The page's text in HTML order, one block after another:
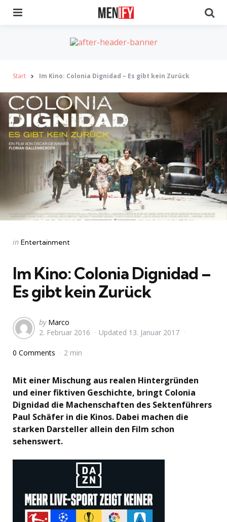
Start Im Kino: Colonia Dignidad – Es gibt kein Zurück
Categories
Posted
in Entertainment
Im Kino: Colonia Dignidad –
Es gibt kein Zurück
Posted
by
by Marco
2. Februar 2016
Updated 13. Januar 2017
0 Comments 2 min
Mit einer Mischung aus realen Hintergründen
und einer fiktiven Geschichte, bringt Colonia
Dignidad die Machenschaften des Sektenführers
Paul Schäfer in die Kinos. Dabei machen die
starken Darsteller allein den Film schon
sehenswert.